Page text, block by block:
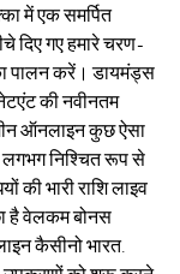
में एक समर्पित
दिए गए हमारे चरण-
पालन करें। डायमंड्स
की नवीनतम
ऑनलाइन कुछ ऐसा
लगभग निश्चित रूप से
की भारी राशि लाइव
है वेलकम बोनस
कैसीनो भारत.